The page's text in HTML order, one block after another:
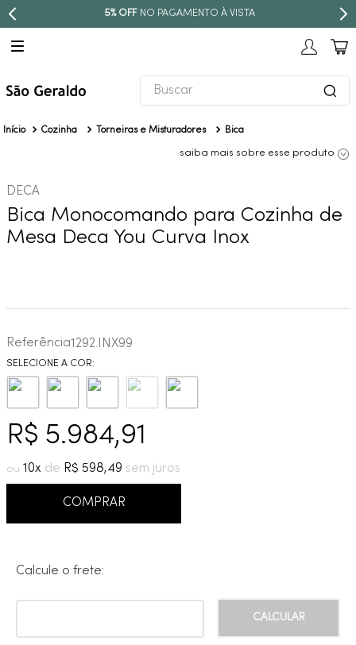
À VISTA PARCELE EM ATÉ 10X
Buscar
Cozinha Torneiras e Misturadores Bica
saiba mais sobre esse produto
DECA
Bica Monocomando para Cozinha de
Mesa Deca You Curva Inox
Referência1292.INX99
R$ 5.984,91
10 R$ 598,49
COMPRAR
Calcule o frete:
TERMOS MAIS BUSCADOS
4º
atlas
7º
perola
8º
deca you
9º
cobre escovado